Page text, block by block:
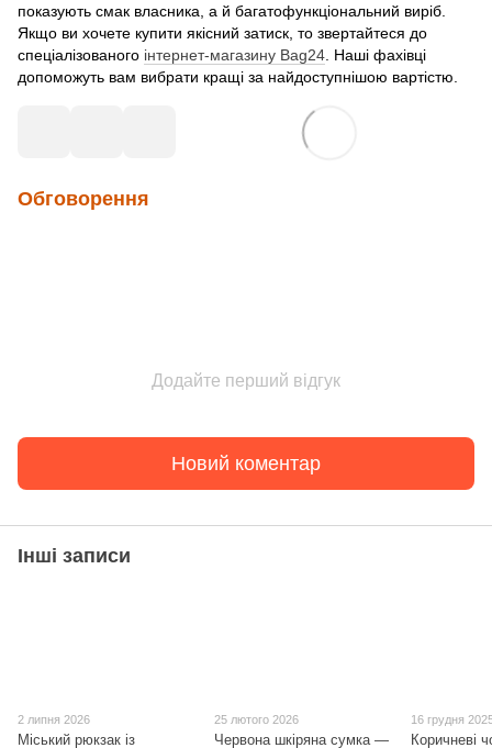
показують смак власника, а й багатофункціональний виріб.
Якщо ви хочете купити якісний затиск, то звертайтеся до
спеціалізованого інтернет-магазину Bag24. Наші фахівці
допоможуть вам вибрати кращі за найдоступнішою вартістю.
Обговорення
Додайте перший відгук
Новий коментар
Інші записи
2 липня 2026
Міський рюкзак із
25 лютого 2026
Червона шкіряна сумка —
16 грудня
Коричневі